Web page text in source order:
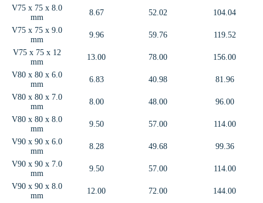
V75 x 75 x 8.0
mm
8.67 52.02
104.04
V75 x 75 x 9.0
mm
9.96 59.76
119.52
V75 x 75 x 12
mm
13.00 78.00
156.00
V80 x 80 x 6.0
mm
6.83 40.98
81.96
V80 x 80 x 7.0
mm
8.00 48.00
96.00
V80 x 80 x 8.0
mm
9.50 57.00
114.00
V90 x 90 x 6.0
mm
8.28 49.68
99.36
V90 x 90 x 7.0
mm
9.50 57.00
114.00
V90 x 90 x 8.0
mm
12.00 72.00
144.00